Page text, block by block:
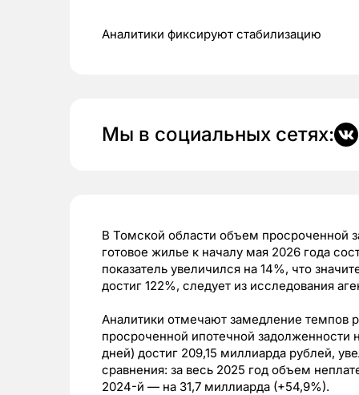
Аналитики фиксируют стабилизацию
Мы в социальных сетях:
В Томской области объем просроченной
готовое жилье к началу мая 2026 года
показатель увеличился на 14%, что
достиг 122%, следует из исследования
Аналитики отмечают замедление темпов
просроченной ипотечной задолженности
дней) достиг 209,15 миллиарда рублей,
сравнения: за весь 2025 год объем
2024-й — на 31,7 миллиарда (+54,9%).